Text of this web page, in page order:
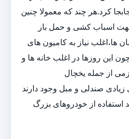
کرد.هر چند که معمولا چنین
اسباب کشی و حمل بار
ها،اغلب نیاز به کامیون های
این روزها در اغلب خانه ها و
از جمله یخچال
زیادی صندلی و مبل وجود دارند
استفاده از خودروهای بزرگ